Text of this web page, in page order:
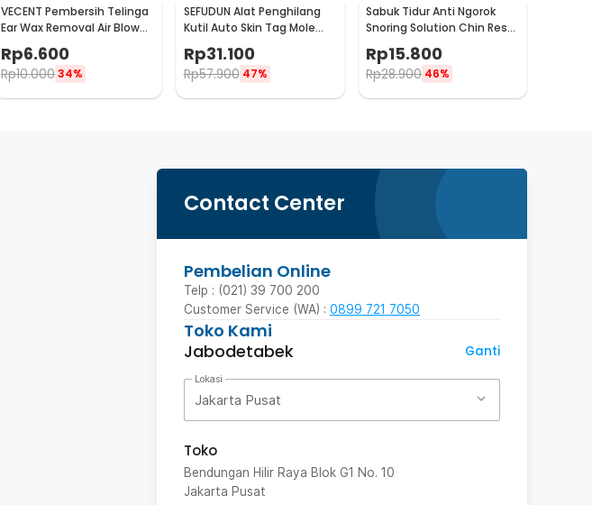
VECENT Pembersih Telinga
Ear Wax Removal Air Blower
Size S - V843
Rp6.600
Rp10.00034%
SEFUDUN Alat Penghilang
Kutil Auto Skin Tag Mole
Removal Kit - LGV41
Rp31.100
Rp57.900 47%
Sabuk Tidur Anti Ngorok
Snoring Solution Chin Rest
Band Strap - AO55
Rp15.800
Rp28.900 46%
Contact Center
Pembelian Online
Telp : (021) 39 700 200
Customer Service (WA) : 0899 721 7050
Toko Kami
Jabodetabek
Ganti
Lokasi
Jakarta Pusat
Toko
Bendungan Hilir Raya Blok G1 No. 10
Jakarta Pusat